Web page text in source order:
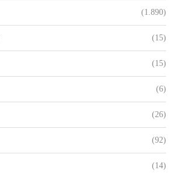
(1.890)
(15)
(15)
(6)
(26)
(92)
(14)